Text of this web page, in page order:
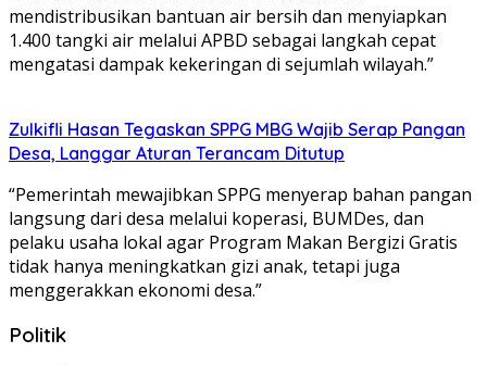
mendistribusikan bantuan air bersih dan menyiapkan
1.400 tangki air melalui APBD sebagai langkah cepat
mengatasi dampak kekeringan di sejumlah wilayah.”
Zulkifli Hasan Tegaskan SPPG MBG Wajib Serap Pangan
Desa, Langgar Aturan Terancam Ditutup
“Pemerintah mewajibkan SPPG menyerap bahan pangan
langsung dari desa melalui koperasi, BUMDes, dan
pelaku usaha lokal agar Program Makan Bergizi Gratis
tidak hanya meningkatkan gizi anak, tetapi juga
menggerakkan ekonomi desa.”
Politik